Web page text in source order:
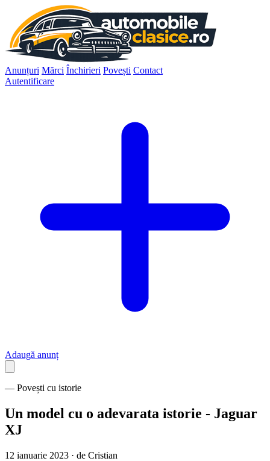
Anunțuri Mărci Închirieri Povești Contact
Autentificare
Adaugă anunț
— Povești cu istorie
Un model cu o adevarata istorie - Jaguar
XJ
12 ianuarie 2023 · de Cristian